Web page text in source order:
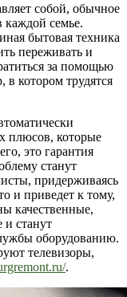
собой, обычное
каждой семье.
бытовая техника
переживать и
за помощью
котором трудятся
плюсов, которые
это гарантия
станут
придерживаясь
и приведет к тому,
качественные,
и станут
оборудованию.
телевизоры,
.